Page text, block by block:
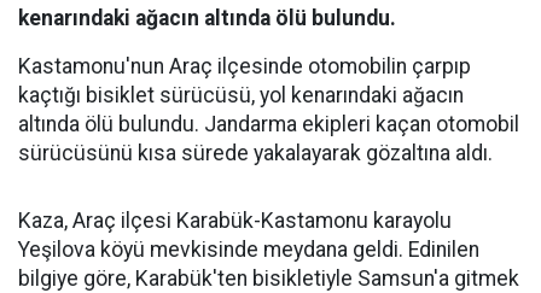
kenarındaki ağacın altında ölü bulundu.
Kastamonu'nun Araç ilçesinde otomobilin çarpıp
kaçtığı bisiklet sürücüsü, yol kenarındaki ağacın
altında ölü bulundu. Jandarma ekipleri kaçan otomobil
sürücüsünü kısa sürede yakalayarak gözaltına aldı.
Kaza, Araç ilçesi Karabük-Kastamonu karayolu
Yeşilova köyü mevkisinde meydana geldi. Edinilen
bilgiye göre, Karabük'ten bisikletiyle Samsun'a gitmek